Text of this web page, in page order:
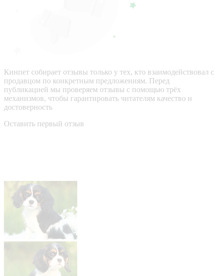
Кинпет собирает отзывы только у тех, кто взаимодействовал с
продавцом по конкретным предложениям. Перед
публикацией мы проверяем отзывы с помощью трёх
механизмов, чтобы гарантировать читателям качество и
достоверность
Оставить первый отзыв